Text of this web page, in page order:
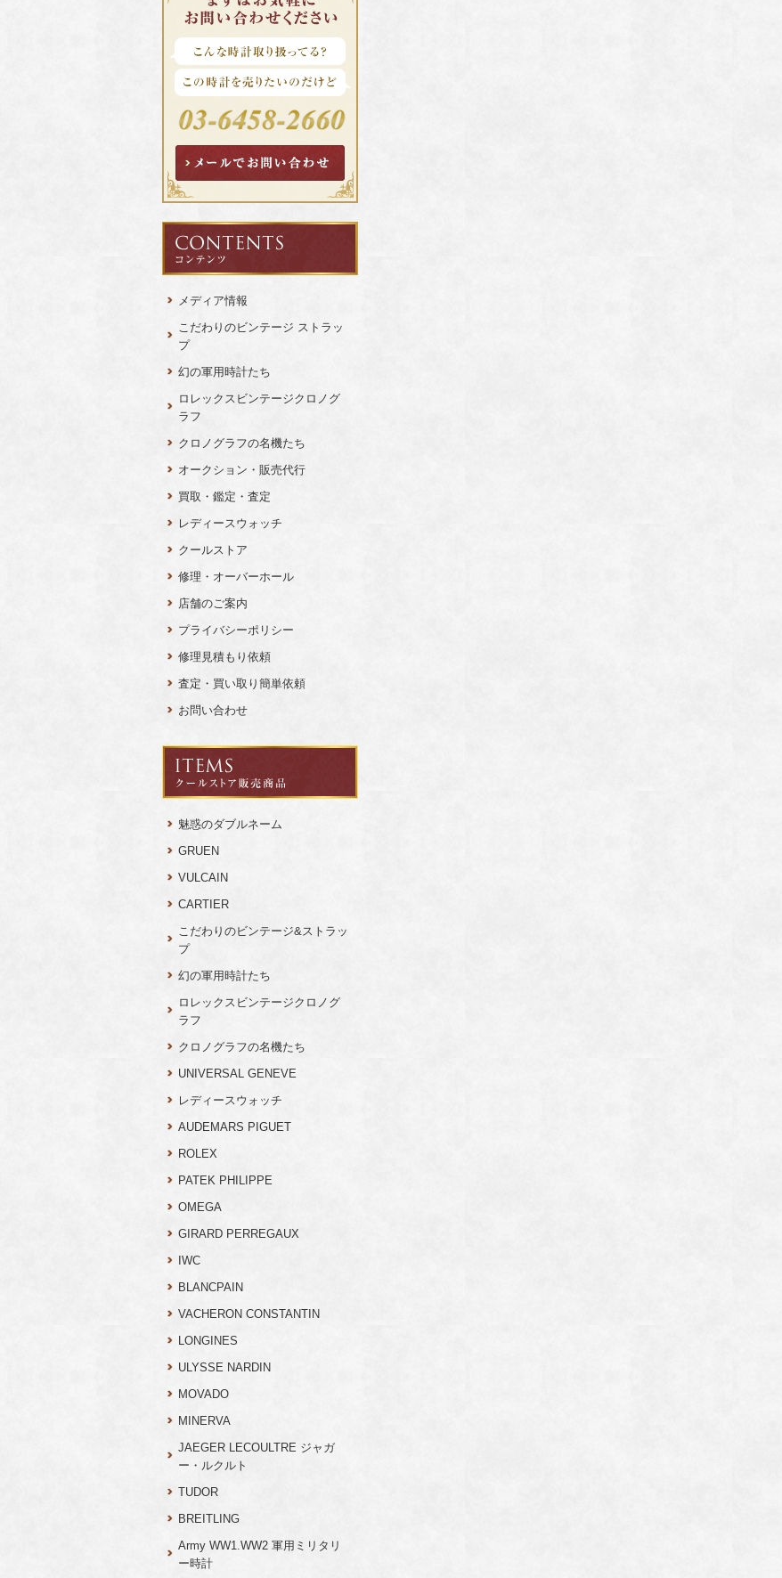
メディア情報
こだわりのビンテージ ストラッ
プ
幻の軍用時計たち
ロレックスビンテージクロノグ
ラフ
クロノグラフの名機たち
オークション・販売代行
買取・鑑定・査定
レディースウォッチ
クールストア
修理・オーバーホール
店舗のご案内
プライバシーポリシー
修理見積もり依頼
査定・買い取り簡単依頼
お問い合わせ
魅惑のダブルネーム
GRUEN
VULCAIN
CARTIER
こだわりのビンテージ&ストラッ
プ
幻の軍用時計たち
ロレックスビンテージクロノグ
ラフ
クロノグラフの名機たち
UNIVERSAL GENEVE
レディースウォッチ
AUDEMARS PIGUET
ROLEX
PATEK PHILIPPE
OMEGA
GIRARD PERREGAUX
IWC
BLANCPAIN
VACHERON CONSTANTIN
LONGINES
ULYSSE NARDIN
MOVADO
MINERVA
JAEGER LECOULTRE ジャガ
ー・ルクルト
TUDOR
BREITLING
Army WW1.WW2 軍用ミリタリ
ー時計